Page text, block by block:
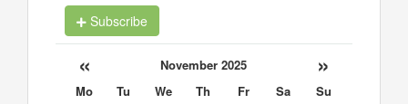
Subscribe
« November 2025 »
Mo Tu We Th Fr Sa
Su